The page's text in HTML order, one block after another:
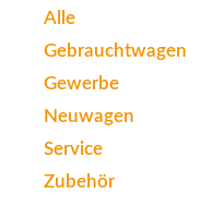
Alle
Gebrauchtwagen
Gewerbe
Neuwagen
Service
Zubehör